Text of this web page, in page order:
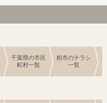
千葉県の市区
町村一覧
柏市のチラシ
一覧